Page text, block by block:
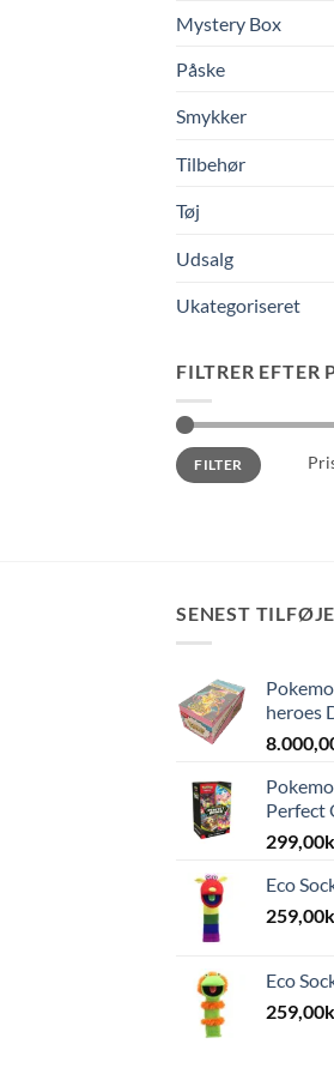
Mystery Box
Påske
Smykker
Tilbehør
Tøj
Udsalg
Ukategoriseret
FILTRER EFTER
Mindste
pris
Højeste
prisFILTER
SENEST
heroes
Perfect
299,00
Eco
259,00
Eco
259,00